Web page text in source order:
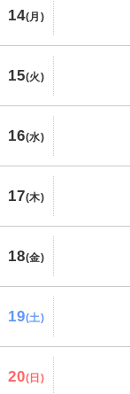
14(月)
15(火)
16(水)
17(木)
18(金)
19(土)
20(日)